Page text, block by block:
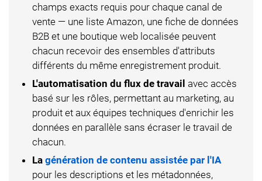
champs exacts requis pour chaque canal de
vente — une liste Amazon, une fiche de données
B2B et une boutique web localisée peuvent
chacun recevoir des ensembles d'attributs
différents du même enregistrement produit.
L'automatisation du flux de travail avec accès
basé sur les rôles, permettant au marketing, au
produit et aux équipes techniques d'enrichir les
données en parallèle sans écraser le travail de
chacun.
La génération de contenu assistée par l'IA
pour les descriptions et les métadonnées,